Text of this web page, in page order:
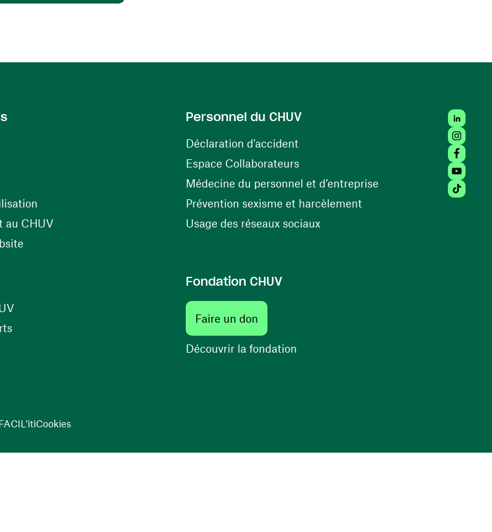
une nouvelle fenêtre)
au CHUV(ouvre une nouvelle fenêtre)
Personnel du CHUV
Déclaration d'accident(ouvre une nouvelle fenêtre)
Espace Collaborateurs(ouvre une nouvelle fenêtre)
Médecine du personnel et d’entreprise(ouvre une nouvelle
Prévention sexisme et harcèlement(ouvre une nouvelle
Usage des réseaux sociaux(ouvre une nouvelle fenêtre)
(ouvre une nouvelle fenêtre)
(ouvre une nouvelle fenêtre)
Fondation CHUV
Faire un don(ouvre une nouvelle fenêtre)
Découvrir la fondation(ouvre une nouvelle fenêtre)
Tiktok
Cookies